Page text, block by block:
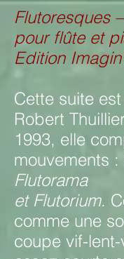
Flutoresques
pour flûte et
Edition
Cette suite
Robert
1993, elle
mouvements :
Flutorama
et Flutorium.
comme une
coupe vif-